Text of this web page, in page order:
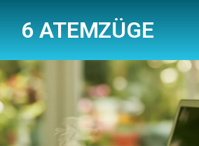
6 ATEMZÜGE